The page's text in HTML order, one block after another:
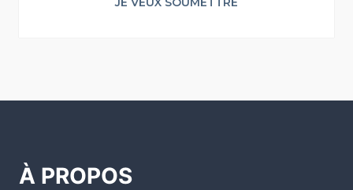
À PROPOS